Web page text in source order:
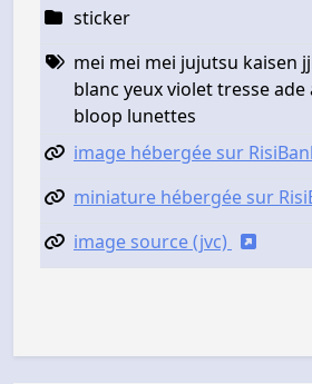
sticker
mei mei mei jujutsu kaisen
blanc yeux violet tresse ade
bloop lunettes
image hébergée sur
miniature hébergée sur
image source (jvc)